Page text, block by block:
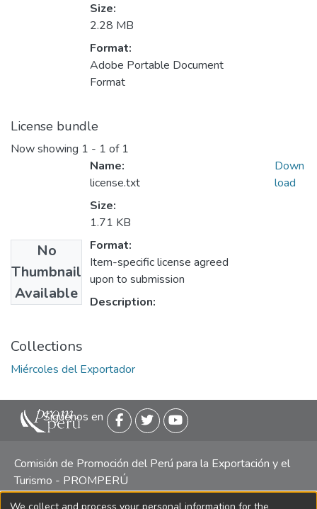
Size:
2.28 MB
Format:
Adobe Portable Document
Format
License bundle
Now showing 1 - 1 of 1
No
Thumbnail
Available
Name:
license.txt
Size:
1.71 KB
Format:
Item-specific license agreed
upon to submission
Description:
Down
load
Collections
Miércoles del Exportador
Siguenos en
Comisión de Promoción del Perú para la Exportación y el
Turismo - PROMPERÚ